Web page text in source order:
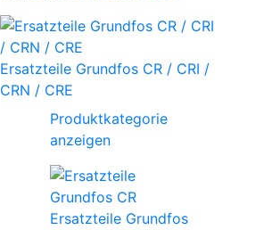
Ersatzteile Grundfos CR / CRI /
CRN / CRE
Produktkategorie
anzeigen
Ersatzteile Grundfos